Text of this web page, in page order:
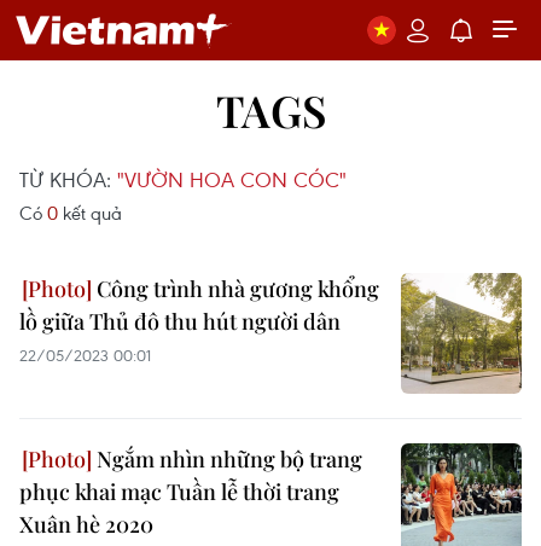
TAGS
TỪ KHÓA: "VƯỜN HOA CON CÓC"
Có 0 kết quả
Công trình nhà gương khổng
lồ giữa Thủ đô thu hút người dân
22/05/2023 00:01
Ngắm nhìn những bộ trang
phục khai mạc Tuần lễ thời trang
Xuân hè 2020